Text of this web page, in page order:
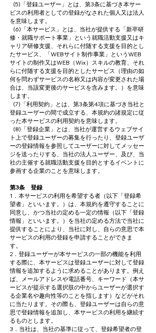
(5)「登録ユーザー」とは、第3条に基づき本サー
ビスの利用者としての登録がなされた個人又は法人
を意味します。
(6)「本サービス」とは、当社が提供する「新卒研
修・就職サポート事業」という就職活動支援又はキ
ャリア研修支援、それらに付随する支援を目的とし
たサービス、「WEBサイト制作事業」というWEB
サイトの制作又はWEB（Wix）スキルの教育、それ
らに付随する支援を目的としたサービス（理由の如
何を問わずサービスの名称又は内容が変更された場
合は、当該変更後のサービスを含みます。）を意味
します。
(7)「利用契約」とは、第3条第4項に基づき当社と
登録ユーザーの間で成立する、本規約の諸規定に従
った本サービスの利用契約を意味します。
(8)「登録企業」とは、当社が運営するウェブサイ
ト上で登録ユーザーの募集を行ったり、登録ユーザ
ーの登録情報を参照してユーザーに対してメッセー
ジを送ったりする、当社の法人ユーザー、及び、当
社の主催する就職活動支援を目的とするイベントに
参画する企業のことを意味します。
第3条 登録
1．本サービスの利用を希望する者（以下「登録希
望者」といいます。）は、本規約を遵守することに
同意し、かつ当社の定める一定の情報（以下「登録
情報」といいます。）を当社の定める方法で当社に
提供することにより、当社に対し、自らの意思で本
サービスの利用の登録を申請することができま
す。
2．登録ユーザーが本サービスの一部の機能を利用
する際に、本サービスは登録ユーザーに対して登録
情報を追加するように求めることがあります。例え
ば、メールアドレスや電話番号、キーワード（本サ
ービスが提示する選択肢の中からユーザーが選択す
る企業名や趣向性等のことを指します）などがそれ
に当たります。その際も、登録ユーザーは自らの意
思で登録情報を追加し、本サービスの利用を継続す
るものとします。
3．当社は、当社の基準に従って、登録希望者の登